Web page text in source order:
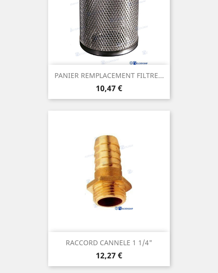
PANIER REMPLACEMENT FILTRE...
Prix
10,47 €
RACCORD CANNELE 1 1/4"
Prix
12,27 €